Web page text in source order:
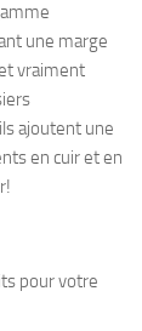
une marge
vraiment
ajoutent une
en cuir et en